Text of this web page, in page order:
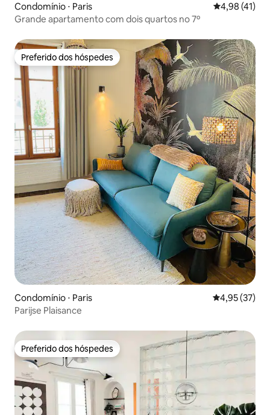
Condomínio ⋅ Paris 4,98 de uma
4,98 (41)
Grande apartamento com dois quartos no 7º
Preferido dos hóspedes
Preferido dos hóspedes
Condomínio ⋅ Paris 4,95 de uma
4,95 (37)
Parijse Plaisance
Preferido dos hóspedes
Preferido dos hóspedes